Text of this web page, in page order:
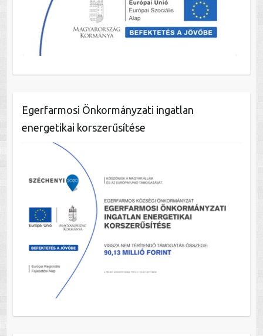
Egerfarmosi Önkormányzati ingatlan
energetikai korszerűsítése